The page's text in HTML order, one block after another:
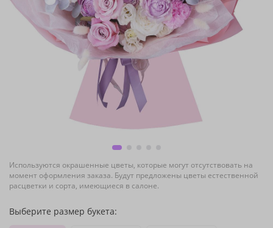
Используются окрашенные цветы, которые могут отсутствовать на
момент оформления заказа. Будут предложены цветы естественной
расцветки и сорта, имеющиеся в салоне.
Выберите размер букета: